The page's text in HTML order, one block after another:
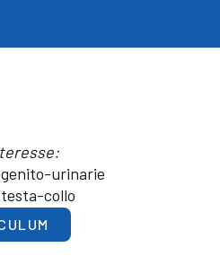
genito-urinarie
collo